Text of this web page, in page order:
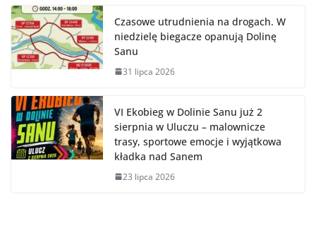
Czasowe utrudnienia na drogach. W
niedzielę biegacze opanują Dolinę
Sanu
31 lipca 2026
VI Ekobieg w Dolinie Sanu już 2
sierpnia w Uluczu – malownicze
trasy, sportowe emocje i wyjątkowa
kładka nad Sanem
23 lipca 2026